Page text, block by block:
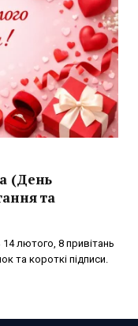
(День
та
лютого, 8 привітань
та короткі підписи.